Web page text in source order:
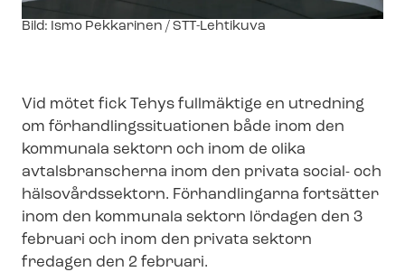
Image
Bild: Ismo Pekkarinen / STT-Lehtikuva
Vid mötet fick Tehys fullmäktige en utredning
om för­hand­lings­si­tu­a­tio­nen både inom den
kommunala sektorn och inom de olika
avtalsbranscherna inom den privata social- och
hälsovårdssektorn. Förhandlingarna fortsätter
inom den kommunala sektorn lördagen den 3
februari och inom den privata sektorn
fredagen den 2 februari.